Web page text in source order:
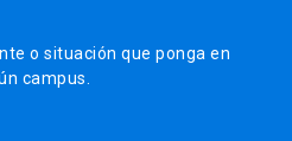
o situación que ponga en
campus.